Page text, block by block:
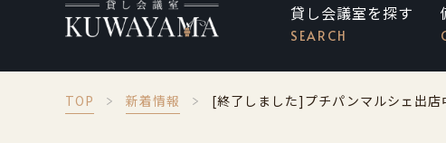
貸し会議室を探す
SEARCH
TOP 新着情報 [終了しました]プチパンマルシェ出